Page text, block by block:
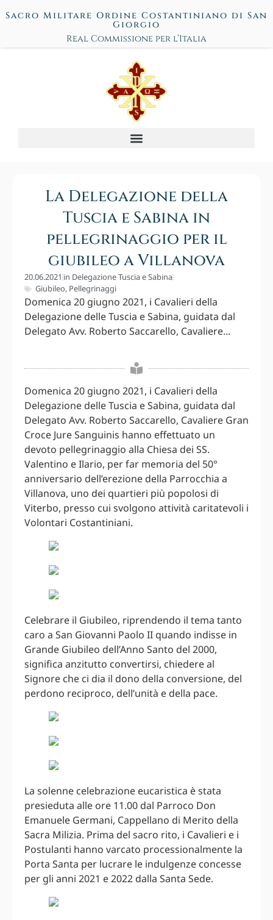
Sacro Militare Ordine Costantiniano di San
Giorgio
Real Commissione per l’Italia
La Delegazione della
Tuscia e Sabina in
pellegrinaggio per il
giubileo a Villanova
20.06.2021 in Delegazione Tuscia e Sabina
Giubileo, Pellegrinaggi
Domenica 20 giugno 2021, i Cavalieri della
Delegazione delle Tuscia e Sabina, guidata dal
Delegato Avv. Roberto Saccarello, Cavaliere...
Domenica 20 giugno 2021, i Cavalieri della
Delegazione delle Tuscia e Sabina, guidata dal
Delegato Avv. Roberto Saccarello, Cavaliere Gran
Croce Jure Sanguinis hanno effettuato un
devoto pellegrinaggio alla Chiesa dei SS.
Valentino e Ilario, per far memoria del 50°
anniversario dell’erezione della Parrocchia a
Villanova, uno dei quartieri più popolosi di
Viterbo, presso cui svolgono attività caritatevoli i
Volontari Costantiniani.
Celebrare il Giubileo, riprendendo il tema tanto
caro a San Giovanni Paolo II quando indisse in
Grande Giubileo dell’Anno Santo del 2000,
significa anzitutto convertirsi, chiedere al
Signore che ci dia il dono della conversione, del
perdono reciproco, dell’unità e della pace.
La solenne celebrazione eucaristica è stata
presieduta alle ore 11.00 dal Parroco Don
Emanuele Germani, Cappellano di Merito della
Sacra Milizia. Prima del sacro rito, i Cavalieri e i
Postulanti hanno varcato processionalmente la
Porta Santa per lucrare le indulgenze concesse
per gli anni 2021 e 2022 dalla Santa Sede.